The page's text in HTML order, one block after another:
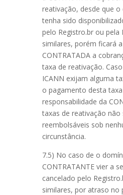
reativação, desde que
tenha sido
pelo Registro.br ou pela
similares, porém ficará
CONTRATADA a
taxa de reativação.
ICANN exijam alguma
o pagamento desta
responsabilidade da
taxas de reativação não
reembolsáveis sob
circunstância.
7.5) No caso de o
CONTRATANTE vier a
cancelado pelo
similares, por atraso no